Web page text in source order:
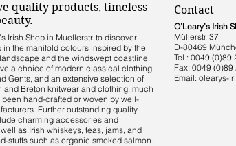
quality products, timeless
Irish Shop in Muellerstr. to discover
in the manifold colours inspired by the
and the windswept coastline.
a choice of modern classical clothing
Gents, and an extensive selection of
and Breton knitwear and clothing, much
hand-crafted or woven by well-
Further outstanding quality
charming accessories and
as Irish whiskeys, teas, jams, and
stuffs such as organic smoked salmon.
O’Leary’s Irish
Müllerstr. 37
D-80469
Tel.: 0049 (0)89
Fax: 0049 (0)89
Email: olearys-
Contact